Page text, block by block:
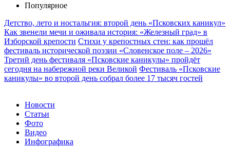
Популярное
Детство, лето и ностальгия: второй день «Псковских каникул»
Как звенели мечи и оживала история: «Железный град» в
Изборской крепости Стихи у крепостных стен: как прошёл
фестиваль исторической поэзии «Словенское поле – 2026»
Третий день фестиваля «Псковские каникулы» пройдёт
сегодня на набережной реки Великой Фестиваль «Псковские
каникулы» во второй день собрал более 17 тысяч гостей
Новости
Статьи
Фото
Видео
Инфографика